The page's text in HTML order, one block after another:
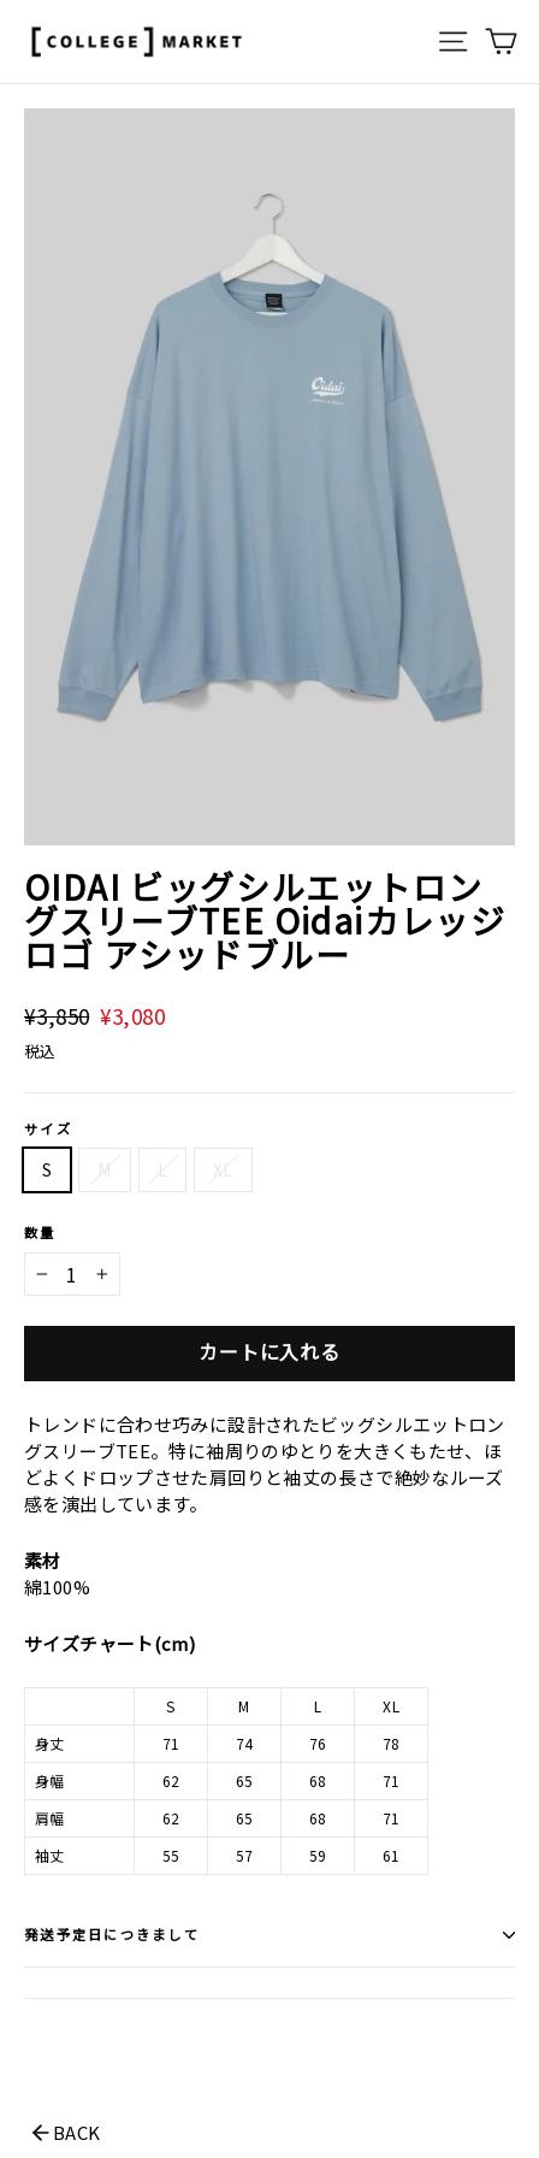
プ
サイト
OIDAI ビッグシルエットロン
グスリーブTEE Oidaiカレッジ
ロゴ アシッドブルー
通
常
価
格
¥3,850 割
格
¥3,080
税込
サイズ
S M L XL
数量
− +
カートに入れる
トレンドに合わせ巧みに設計されたビッグシルエットロン
グスリーブTEE。特に袖周りのゆとりを大きくもたせ、ほ
どよくドロップさせた肩回りと袖丈の長さで絶妙なルーズ
感を演出しています。
素材
綿100%
サイズチャート(cm)
S M L
XL
身丈
71 74 76
78
身幅
62 65 68
71
肩幅
62 65 68
71
袖丈
55 57 59 61
発送予定日につきまして
BACK